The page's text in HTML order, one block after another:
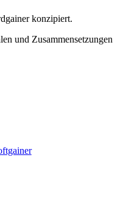
konzipiert.
und Zusammensetzungen